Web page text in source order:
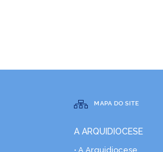
MAPA DO SITE
A ARQUIDIOCESE
• A Arquidiocese